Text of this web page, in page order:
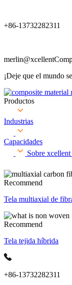
+86-13732282311
¡Deje que el mundo
Productos
Industrias
Capacidades
Sobre xcellent
Recommend
Tela multiaxial de
Recommend
Tela tejida híbrida
+86-13732282311